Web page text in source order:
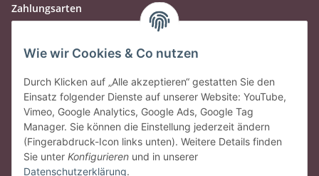
Zahlungsarten
Wie wir Cookies & Co nutzen
Durch Klicken auf „Alle akzeptieren“ gestatten Sie den
Einsatz folgender Dienste auf unserer Website: YouTube,
Vimeo, Google Analytics, Google Ads, Google Tag
Manager. Sie können die Einstellung jederzeit ändern
(Fingerabdruck-Icon links unten). Weitere Details finden
Sie unter Konfigurieren und in unserer
Datenschutzerklärung.